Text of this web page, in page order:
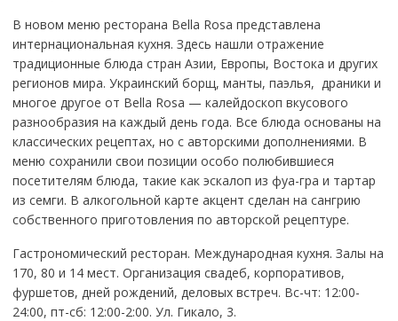
В новом меню ресторана Bella Rosa представлена
интернациональная кухня. Здесь нашли отражение
традиционные блюда стран Азии, Европы, Востока и других
регионов мира. Украинский борщ, манты, паэлья, драники и
многое другое от Bella Rosa — калейдоскоп вкусового
разнообразия на каждый день года. Все блюда основаны на
классических рецептах, но с авторскими дополнениями. В
меню сохранили свои позиции особо полюбившиеся
посетителям блюда, такие как эскалоп из фуа-гра и тартар
из семги. В алкогольной карте акцент сделан на сангрию
собственного приготовления по авторской рецептуре.
Гастрономический ресторан. Международная кухня. Залы на
170, 80 и 14 мест. Организация свадеб, корпоративов,
фуршетов, дней рождений, деловых встреч. Вс-чт: 12:00-
24:00, пт-сб: 12:00-2:00. Ул. Гикало, 3.